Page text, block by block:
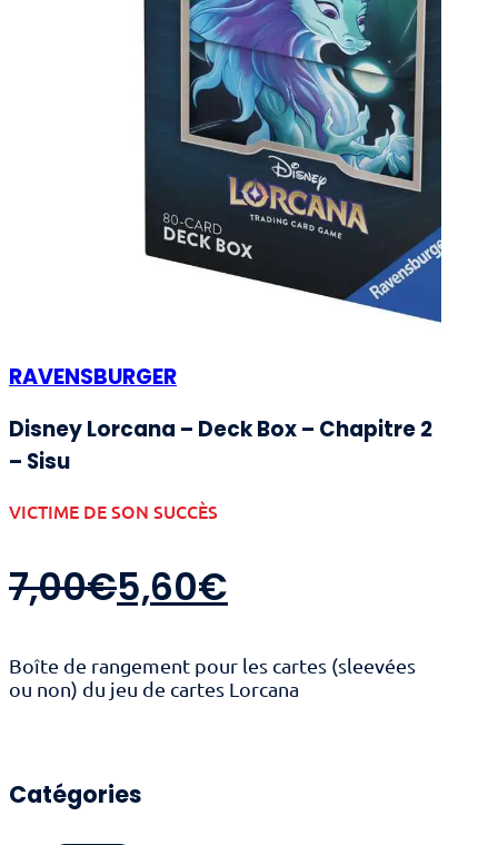
RAVENSBURGER
Disney Lorcana – Deck Box – Chapitre 2
– Sisu
VICTIME DE SON SUCCÈS
7,00€
Le
initial
7,00€.
5,60€
Le
actuel
5,60€.
Boîte de rangement pour les cartes (sleevées
ou non) du jeu de cartes Lorcana
Catégories